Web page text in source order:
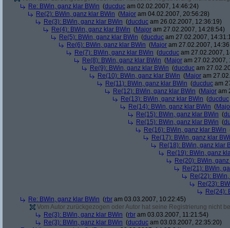
Re: BWin, ganz klar BWin (ducduc am 02.02.2007, 14:46:24)
Re(2): BWin, ganz klar BWin (Major am 04.02.2007, 20:56:28)
Re(3): BWin, ganz klar BWin (ducduc am 26.02.2007, 12:36:19)
Re(4): BWin, ganz klar BWin (Major am 27.02.2007, 14:28:54)
Re(5): BWin, ganz klar BWin (ducduc am 27.02.2007,
Re(6): BWin, ganz klar BWin (Major am 27.02.2007,
Re(7): BWin, ganz klar BWin (ducduc am 27.02.2007,
Re(8): BWin, ganz klar BWin (Major am 27.02.2007,
Re(9): BWin, ganz klar BWin (ducduc am
Re(10): BWin, ganz klar BWin (Major am
Re(11): BWin, ganz klar BWin (ducduc am
Re(12): BWin, ganz klar BWin (Major am
Re(13): BWin, ganz klar BWin (ducduc
Re(14): BWin, ganz klar BWin (
Re(15): BWin, ganz klar BWin (
Re(15): BWin, ganz klar BWin (
Re(16): BWin, ganz klar BWin
Re(17): BWin, ganz klar
Re(18): BWin, ganz klar
Re(19): BWin, ganz
Re(20): BWin,
Re(21): BWin,
Re(22):
Re(23):
Re(24):
Re: BWin, ganz klar BWin (rbr am 03.03.2007, 10:22:45)
Vom Autor zurückgezogen oder Autor hat seine Registrierung nicht
Re(3): BWin, ganz klar BWin (rbr am 03.03.2007, 11:21:54)
Re(3): BWin, ganz klar BWin (ducduc am 03.03.2007, 22:35:20)